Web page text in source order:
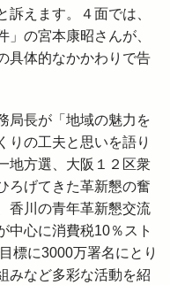
えます。４面では、
の宮本康昭さんが、
具体的なかかわりで告
局長が「地域の魅力を
りの工夫と思いを語り
地方選、大阪１２区衆
ろげてきた革新懇の奮
香川の青年革新懇交流
中心に消費税10％スト
標に3000万署名にとり
みなど多彩な活動を紹